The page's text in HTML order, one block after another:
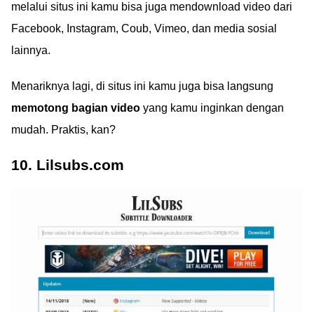
melalui situs ini kamu bisa juga mendownload video dari
Facebook, Instagram, Coub, Vimeo, dan media sosial
lainnya.
Menariknya lagi, di situs ini kamu juga bisa langsung
memotong bagian video yang kamu inginkan dengan
mudah. Praktis, kan?
10. Lilsubs.com